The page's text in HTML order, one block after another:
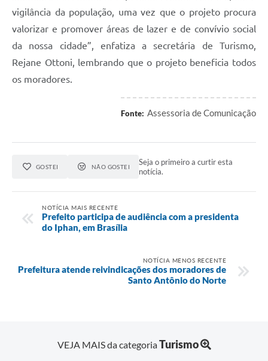
Audiências Públicas
Obras
Telefones Úteis
A Prefeitura
vigilância da população, uma vez que o projeto procura
valorizar e promover áreas de lazer e de convívio social
da nossa cidade”, enfatiza a secretária de Turismo,
Rejane Ottoni, lembrando que o projeto beneficia todos
os moradores.
Fonte: Assessoria de Comunicação
GOSTEI NÃO GOSTEI
Seja o primeiro a curtir esta
notícia.
NOTÍCIA MAIS RECENTE
Prefeito participa de audiência com a presidenta
do Iphan, em Brasília
NOTÍCIA MENOS RECENTE
Prefeitura atende reivindicações dos moradores de
Santo Antônio do Norte
VEJA MAIS da categoriaTurismo